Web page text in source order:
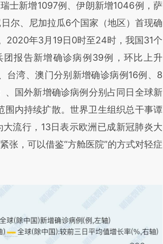
士新增1097例、伊朗新增1046例，萨
尔、尼加拉瓜6个国家（地区）首现确
2020年3月19日0时至24时，我国31个
报告新增确诊病例39例，环比上升
台湾、澳门分别新增确诊病例16例、8
国外新增确诊病例分别占同日全球新
内持续扩散。世界卫生组织总干事谭
流行，13日表示欧洲已成新冠肺炎大
张，可以借鉴“方舱医院”的方式对轻症